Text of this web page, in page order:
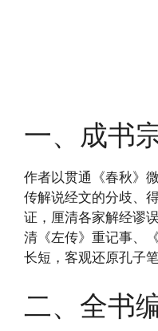
一、成书
作者以贯通《春秋》
传解说经文的分歧、
证，厘清各家解经谬
清《左传》重记事、
长短，客观还原孔子
二、全书